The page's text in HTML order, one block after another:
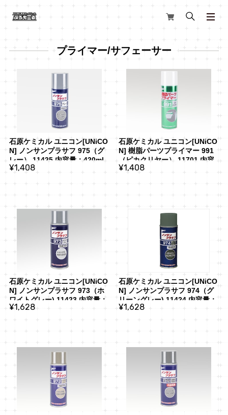
プライマー/サフェーサー
石原ケミカル ユニコン[UNiCO
N] ノンサンプラサフ 975（グ
レー） 11425 内容量：420ml
¥1,408
石原ケミカル ユニコン[UNiCO
N] 樹脂パーツプライマー 991
（ピカクリヤー） 11701 内容
量：480ml
¥1,408
石原ケミカル ユニコン[UNiCO
N] ノンサンプラサフ 973（ホ
ワイトグレー) 11423 内容量：
420ml
¥1,628
石原ケミカル ユニコン[UNiCO
N] ノンサンプラサフ 974（グ
リーングレー) 11424 内容量：
420ml
¥1,628